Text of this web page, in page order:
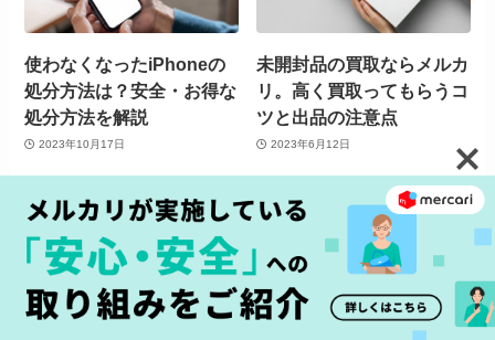
使わなくなったiPhoneの
処分方法は？安全・お得な
処分方法を解説
2023年10月17日
未開封品の買取ならメルカ
リ。高く買取ってもらうコ
ツと出品の注意点
2023年6月12日
ムートンコートの買取相場